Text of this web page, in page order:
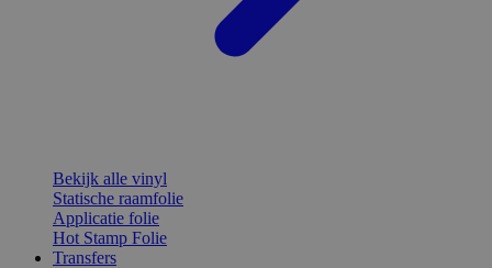
Bekijk alle vinyl
Statische raamfolie
Applicatie folie
Hot Stamp Folie
Transfers